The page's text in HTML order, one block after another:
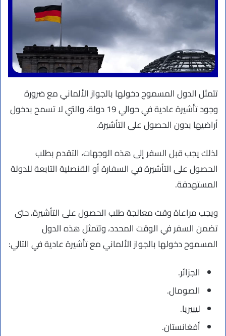
تتمثل الدول المسموح دخولها بالجواز الألماني مع ضرورة
وجود تأشيرة عادية في حوالي 19 دولة، والتي لا تسمح بدخول
أراضيها بدون الحصول على التأشيرة.
لذلك يجب قبل السفر إلى هذه الوجهات، التقدم بطلب
الحصول على التأشيرة في السفارة أو القنصلية التابعة للدولة
المستهدفة.
ويجب مراعاة وقت معالجة طلب الحصول على التأشيرة، حتى
تضمن السفر في الوقت المحدد، وتتمثل هذه الدول
المسموح دخولها بالجواز الألماني مع تأشيرة عادية في التالي:
الجزائر.
الصومال.
ليبيريا.
أفغانستان.